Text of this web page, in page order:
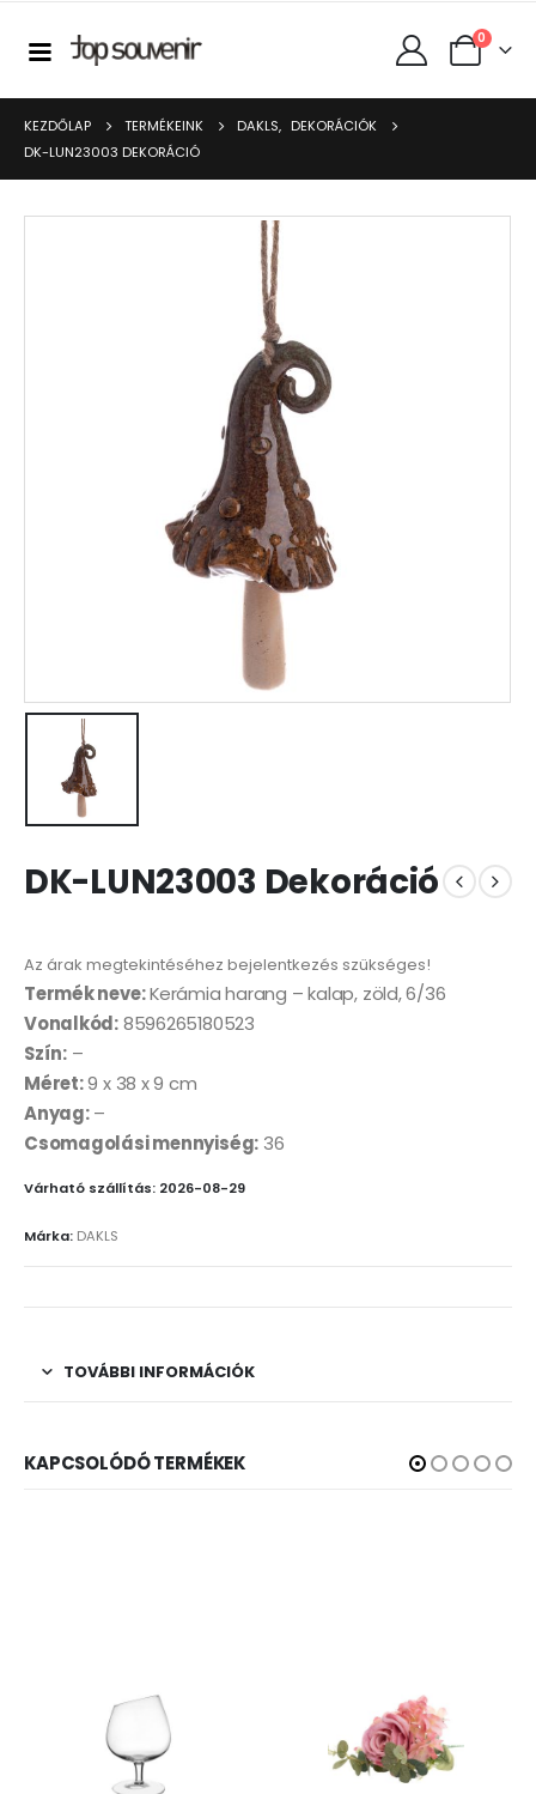
0
KEZDŐLAP TERMÉKEINK DAKLS, DEKORÁCIÓK
DK-LUN23003 DEKORÁCIÓ
DK-LUN23003 Dekoráció
Az árak megtekintéséhez bejelentkezés szükséges!
Termék neve:Kerámia harang – kalap, zöld, 6/36
Vonalkód:8596265180523
Szín:–
Méret:9 x 38 x 9 cm
Anyag:–
Csomagolási mennyiség: 36
Várható szállítás: 2026-08-29
Márka: DAKLS
TOVÁBBI INFORMÁCIÓK
KAPCSOLÓDÓ TERMÉKEK